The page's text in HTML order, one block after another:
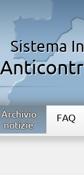
Sistema
Archivio
notizie
FAQ